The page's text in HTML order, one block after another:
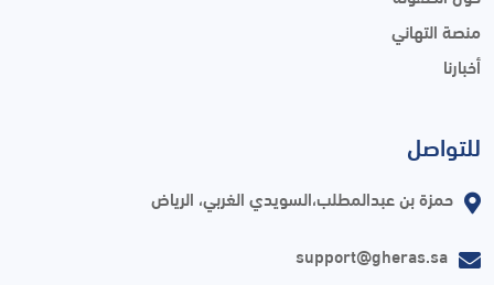
منصة التهاني
أخبارنا
للتواصل
حمزة بن عبدالمطلب،السويدي الغربي، الرياض
support@gheras.sa